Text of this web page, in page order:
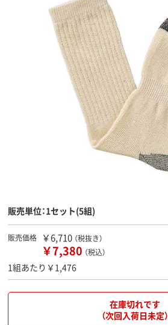
販売単位：1セット(5組)
販売価格 ￥6,710 （税抜き）
￥7,380 （税込）
1組あたり￥1,476
在庫切れです
（次回入荷日未定）